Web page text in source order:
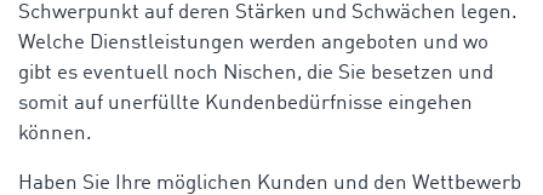
Schwerpunkt auf deren Stärken und Schwächen legen.
Welche Dienstleistungen werden angeboten und wo
gibt es eventuell noch Nischen, die Sie besetzen und
somit auf unerfüllte Kundenbedürfnisse eingehen
können.
Haben Sie Ihre möglichen Kunden und den Wettbewerb